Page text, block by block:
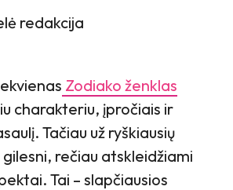
redakcija
Zodiako ženklas
charakteriu, įpročiais ir
Tačiau už ryškiausių
rečiau atskleidžiami
Tai – slapčiausios